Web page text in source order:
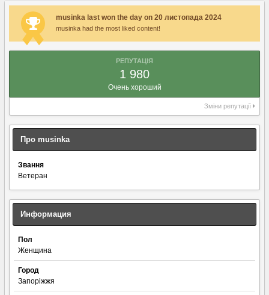
musinka last won the day on 20 листопада 2024
musinka had the most liked content!
РЕПУТАЦІЯ
1 980
Очень хороший
Зміни репутації
Про musinka
Звання
Ветеран
Информация
Пол
Женщина
Город
Запоріжжя